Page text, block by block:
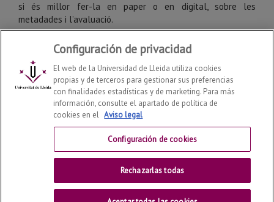
si és millor fer-la en paper o en digital, sobre les
metadades i l’avaluació.
Paraules clau:revistes, accés obert, comunicació científica,
revistes digitals, internet.
Datos de la revista / Creative Commons /
2026Universitat de Lleida - Pl Víctor Siurana 1, 25003,
Lleida - 34 973 70 20 00
Configuración de privacidad
El web de la Universidad de Lleida utiliza cookies
propias y de terceros para gestionar sus preferencias
con finalidades estadísticas y de marketing. Para más
información, consulte el apartado de política de
cookies en el Aviso legal
Configuración de cookies
Rechazarlas todas